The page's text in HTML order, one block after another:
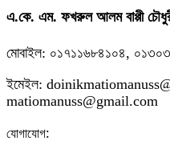
এ.কে. এম. ফখরুল আলম বাপ্পী
মোবাইল: ০১৭১১৬৮৪১০৪,
ইমেইল:
matiomanuss@gmail.com
যোগাযোগ: